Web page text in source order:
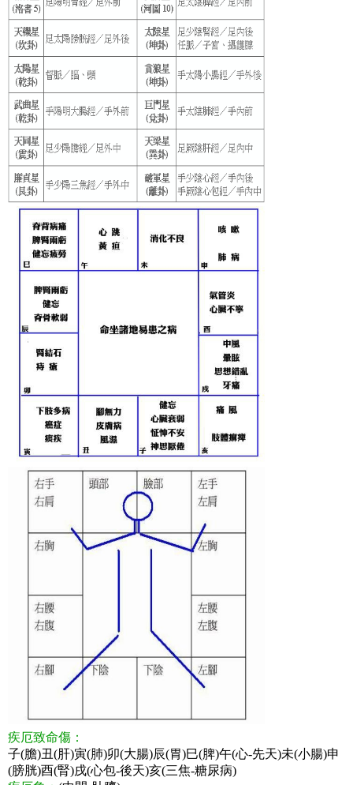
疾厄致命傷：
子(膽)丑(肝)寅(肺)卯(大腸)辰(胃)巳(脾)午(心-先天)未(小腸)申
(膀胱)酉(腎)戌(心包-後天)亥(三焦-糖尿病)